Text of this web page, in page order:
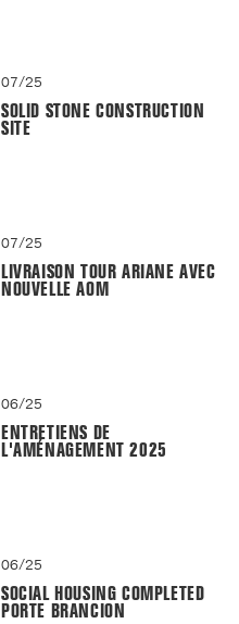
07/25
SOLID STONE CONSTRUCTION
SITE
07/25
LIVRAISON TOUR ARIANE AVEC
NOUVELLE AOM
06/25
ENTRETIENS DE
L'AMÉNAGEMENT 2025
06/25
SOCIAL HOUSING COMPLETED
PORTE BRANCION